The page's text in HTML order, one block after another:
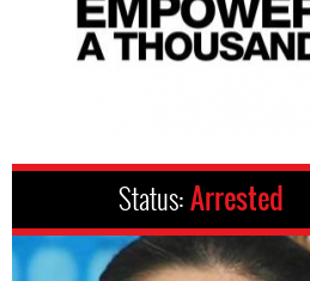
Status:Arrested